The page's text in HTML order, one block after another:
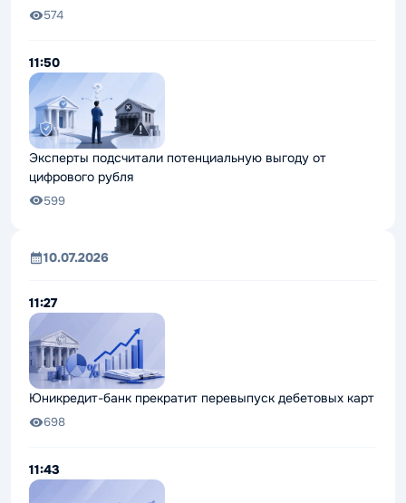
574
11:50
Эксперты подсчитали потенциальную выгоду от
цифрового рубля
599
10.07.2026
11:27
Юникредит-банк прекратит перевыпуск дебетовых карт
698
11:43